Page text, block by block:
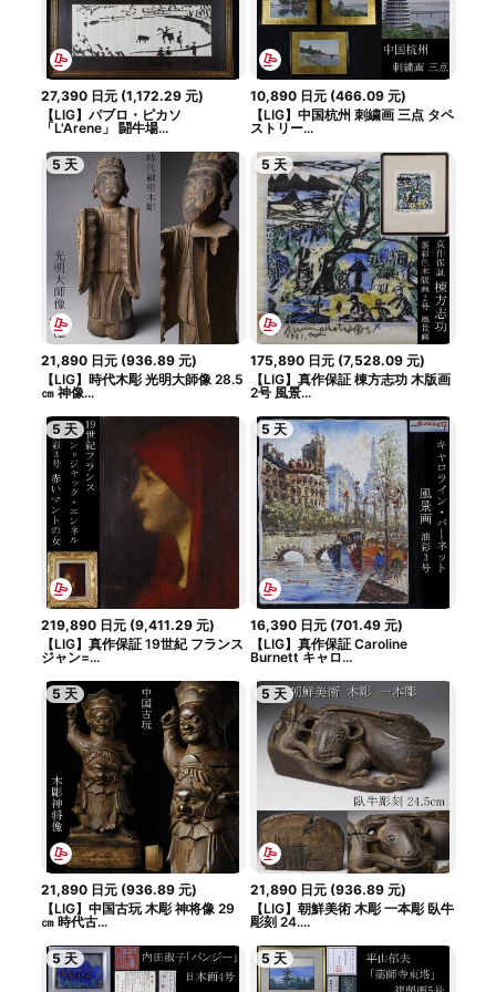
27,390 日元(1,172.29 元)
【LIG】パブロ・ピカソ
「L'Arene」 闘牛場...
10,890 日元 (466.09 元)
【LIG】中国杭州 刺繍画 三点 タペ
ストリー...
5 天
21,890 日元(936.89 元)
【LIG】時代木彫 光明大師像 28.5
㎝ 神像...
5 天
175,890 日元 (7,528.09 元)
【LIG】真作保証 棟方志功 木版画
2号 風景...
5 天
219,890 日元(9,411.29 元)
【LIG】真作保証 19世紀 フランス
ジャン=...
5 天
16,390 日元 (701.49 元)
【LIG】真作保証 Caroline
Burnett キャロ...
5 天
21,890 日元(936.89 元)
【LIG】中国古玩 木彫 神将像 29
㎝ 時代古...
5 天
21,890 日元 (936.89 元)
【LIG】朝鮮美術 木彫 一本彫 臥牛
彫刻 24....
5 天 5 天